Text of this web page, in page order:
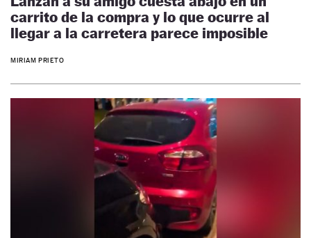
carrito de la compra y lo que ocurre al
llegar a la carretera parece imposible
MIRIAM PRIETO